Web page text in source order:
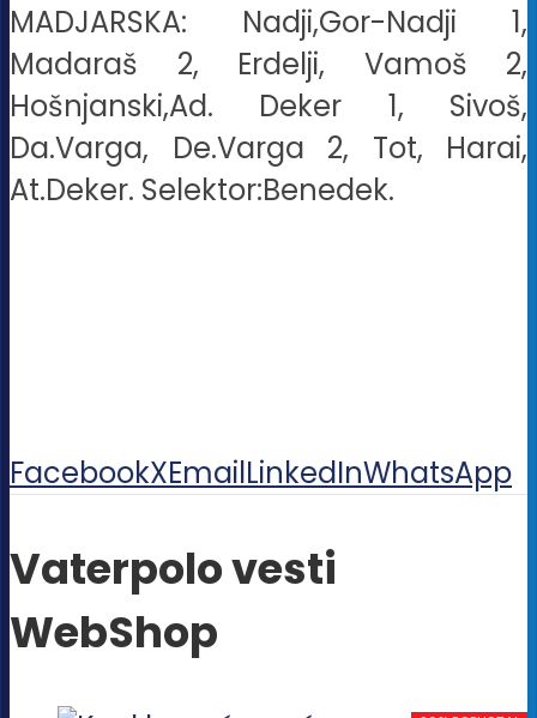
MADJARSKA: Nadji,Gor-Nadji 1,
Madaraš 2, Erdelji, Vamoš 2,
Hošnjanski,Ad. Deker 1, Sivoš,
Da.Varga, De.Varga 2, Tot, Harai,
At.Deker. Selektor:Benedek.
FacebookXEmailLinkedInWhatsApp
Vaterpolo vesti
WebShop